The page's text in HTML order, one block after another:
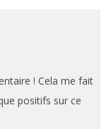
! Cela me fait
positifs sur ce